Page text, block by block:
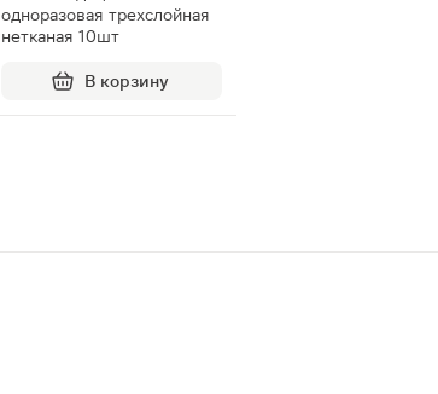
одноразовая трехслойная
нетканая 10шт
В корзину